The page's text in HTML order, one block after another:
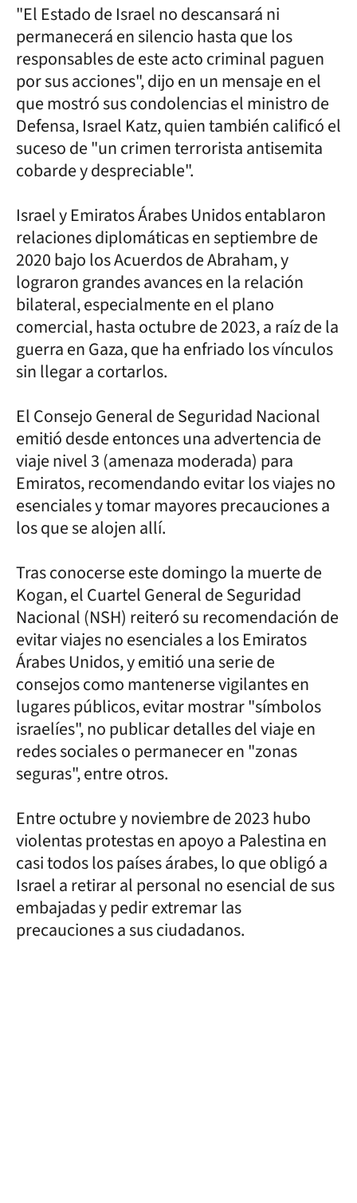
"El Estado de Israel no descansará ni
permanecerá en silencio hasta que los
responsables de este acto criminal paguen
por sus acciones", dijo en un mensaje en el
que mostró sus condolencias el ministro de
Defensa, Israel Katz, quien también calificó el
suceso de "un crimen terrorista antisemita
cobarde y despreciable".
Israel y Emiratos Árabes Unidos entablaron
relaciones diplomáticas en septiembre de
2020 bajo los Acuerdos de Abraham, y
lograron grandes avances en la relación
bilateral, especialmente en el plano
comercial, hasta octubre de 2023, a raíz de la
guerra en Gaza, que ha enfriado los vínculos
sin llegar a cortarlos.
El Consejo General de Seguridad Nacional
emitió desde entonces una advertencia de
viaje nivel 3 (amenaza moderada) para
Emiratos, recomendando evitar los viajes no
esenciales y tomar mayores precauciones a
los que se alojen allí.
Tras conocerse este domingo la muerte de
Kogan, el Cuartel General de Seguridad
Nacional (NSH) reiteró su recomendación de
evitar viajes no esenciales a los Emiratos
Árabes Unidos, y emitió una serie de
consejos como mantenerse vigilantes en
lugares públicos, evitar mostrar "símbolos
israelíes", no publicar detalles del viaje en
redes sociales o permanecer en "zonas
seguras", entre otros.
Entre octubre y noviembre de 2023 hubo
violentas protestas en apoyo a Palestina en
casi todos los países árabes, lo que obligó a
Israel a retirar al personal no esencial de sus
embajadas y pedir extremar las
precauciones a sus ciudadanos.